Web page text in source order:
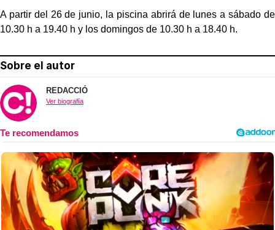
A partir del 26 de junio, la piscina abrirá de lunes a sábado de
10.30 h a 19.40 h y los domingos de 10.30 h a 18.40 h.
Sobre el autor
REDACCIÓ
Ver biografía